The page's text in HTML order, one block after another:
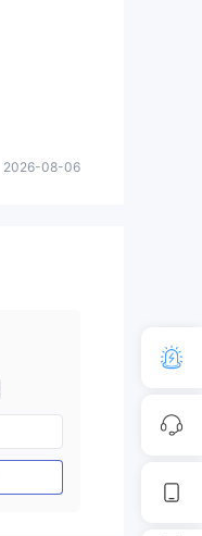
2026-08-06
Düzenleyici Ülke/Bölge: Avustralya